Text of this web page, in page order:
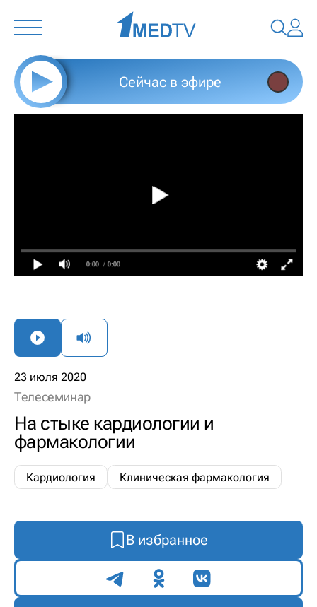
Сейчас в эфире
0:00 / 0:00
23 июля 2020
Телесеминар
На стыке кардиологии и
фармакологии
Кардиология Клиническая фармакология
В избранное
Поделиться